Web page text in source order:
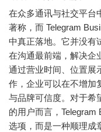
在众多通讯与社交平台
著称，而 Telegram
中真正落地。它并没有
在沟通最前端，解决企
通过营业时间、位置展
作，企业可以在不增加
与品牌可信度。对于希
的用户而言，Telegram
选项，而是一种顺理成